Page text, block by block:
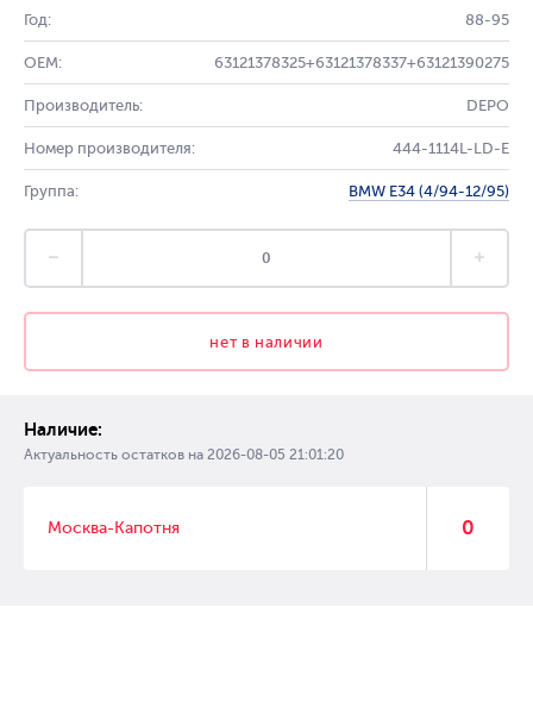
Год: 88-95
OEM: 63121378325+63121378337+63121390275
Производитель: DEPO
Номер производителя: 444-1114L-LD-E
Группа: BMW E34 (4/94-12/95)
нет в наличии
Наличие:
Актуальность остатков на 2026-08-05 21:01:20
Москва-Капотня 0